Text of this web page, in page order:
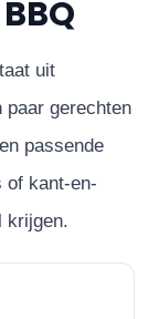
uit
paar gerechten
passende
of kant-en-
krijgen.